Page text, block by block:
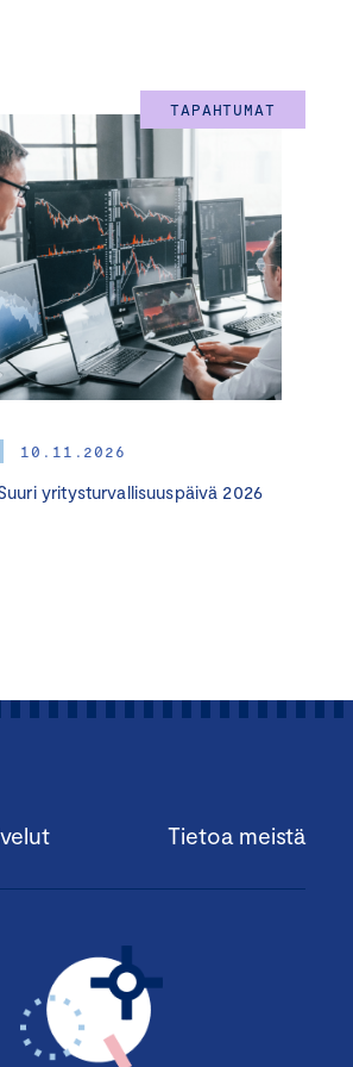
TAPAHTUMAT
10.11.2026
yritysturvallisuuspäivä 2026
Tietoa meistä